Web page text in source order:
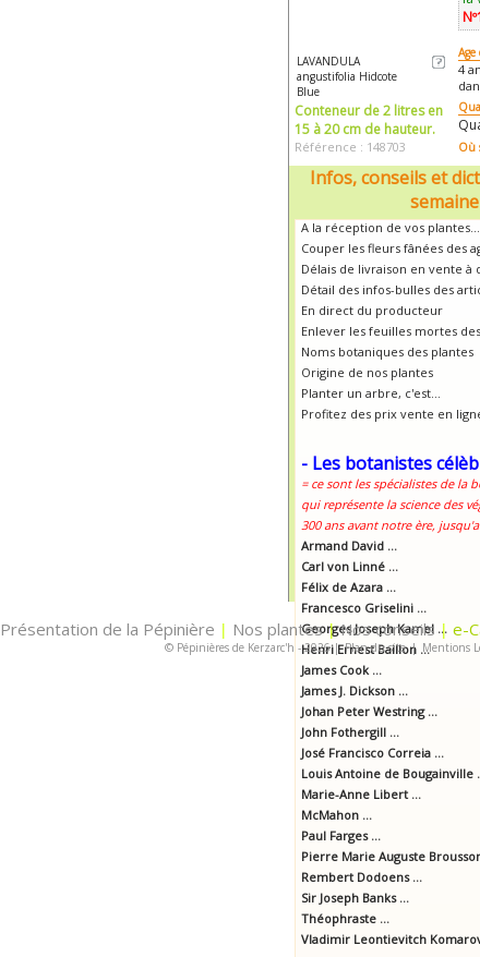
LAVANDULA
angustifolia Hidcote
Blue
Conteneur de 2 litres en
15 à 20 cm de hauteur.
Référence : 148703
4
Où
Infos, conseils et
semaine
A la réception de vos plantes...
Couper les fleurs fânées des
Délais de livraison en vente à
Détail des infos-bulles des
En direct du producteur
Enlever les feuilles mortes des
Noms botaniques des plantes
Origine de nos plantes
Planter un arbre, c'est...
Profitez des prix vente en
- Les botanistes
= ce sont les spécialistes de la
qui représente la science des
300 ans avant notre ère,
Armand David ...
Carl von Linné ...
Félix de Azara ...
Francesco Griselini ...
Georges Joseph Kamel ...
Henri Ernest Baillon ...
James Cook ...
James J. Dickson ...
Johan Peter Westring ...
John Fothergill ...
José Francisco Correia ...
Louis Antoine de Bougainville
Marie-Anne Libert ...
McMahon ...
Paul Farges ...
Pierre Marie Auguste
Rembert Dodoens ...
Sir Joseph Banks ...
Théophraste ...
Vladimir Leontievitch
Présentation de la Pépinière | Nos plantes|Nos conseils | e-
© Pépinières de Kerzarc'h - 2026|Plan du site| Mentions